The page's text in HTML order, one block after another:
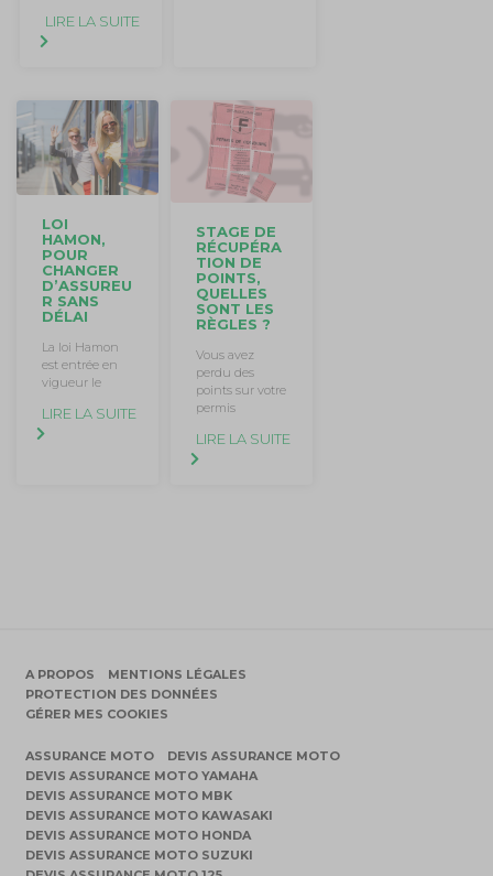
LIRE LA SUITE
LOI
HAMON,
POUR
CHANGER
D’ASSUREU
R SANS
DÉLAI
La loi Hamon
est entrée en
vigueur le
LIRE LA SUITE
STAGE DE
RÉCUPÉRA
TION DE
POINTS,
QUELLES
SONT LES
RÈGLES ?
Vous avez
perdu des
points sur votre
permis
LIRE LA SUITE
A PROPOS
MENTIONS LÉGALES
PROTECTION DES DONNÉES
GÉRER MES COOKIES
ASSURANCE MOTO
DEVIS ASSURANCE MOTO
DEVIS ASSURANCE MOTO YAMAHA
DEVIS ASSURANCE MOTO MBK
DEVIS ASSURANCE MOTO KAWASAKI
DEVIS ASSURANCE MOTO HONDA
DEVIS ASSURANCE MOTO SUZUKI